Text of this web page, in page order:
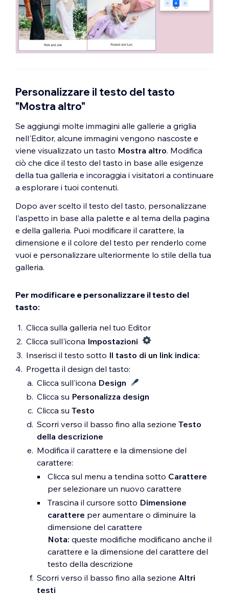
Personalizzare il testo del tasto
"Mostra altro"
Se aggiungi molte immagini alle gallerie a griglia
nell'Editor, alcune immagini vengono nascoste e
viene visualizzato un tasto Mostra altro. Modifica
ciò che dice il testo del tasto in base alle esigenze
della tua galleria e incoraggia i visitatori a continuare
a esplorare i tuoi contenuti.
Dopo aver scelto il testo del tasto, personalizzane
l'aspetto in base alla palette e al tema della pagina
e della galleria. Puoi modificare il carattere, la
dimensione e il colore del testo per renderlo come
vuoi e personalizzare ulteriormente lo stile della tua
galleria.
Per modificare e personalizzare il testo del
tasto:
Clicca sulla galleria nel tuo Editor
Clicca sull'icona Impostazioni
Inserisci il testo sotto Il tasto di un link indica:
Progetta il design del tasto:
Clicca sull'icona Design
Clicca su Personalizza design
Clicca su Testo
Scorri verso il basso fino alla sezione Testo
della descrizione
Modifica il carattere e la dimensione del
carattere:
Clicca sul menu a tendina sotto Carattere
per selezionare un nuovo carattere
Trascina il cursore sotto Dimensione
carattere per aumentare o diminuire la
dimensione del carattere
Nota: queste modifiche modificano anche il
carattere e la dimensione del carattere del
testo della descrizione
Scorri verso il basso fino alla sezione Altri
testi